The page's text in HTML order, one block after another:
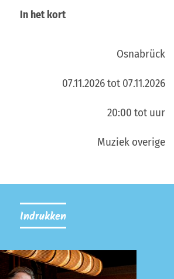
In het kort
Osnabrück
07.11.2026 tot 07.11.2026
20:00 tot uur
Muziek overige
Indrukken